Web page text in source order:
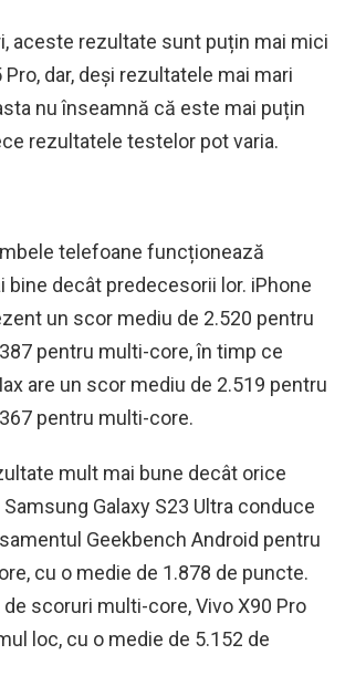
aceste rezultate sunt puțin mai mici
dar, deși rezultatele mai mari
nu înseamnă că este mai puțin
rezultatele testelor pot varia.
telefoane funcționează
bine decât predecesorii lor. iPhone
un scor mediu de 2.520 pentru
pentru multi-core, în timp ce
are un scor mediu de 2.519 pentru
pentru multi-core.
mult mai bune decât orice
Galaxy S23 Ultra conduce
Geekbench Android pentru
cu o medie de 1.878 de puncte.
de scoruri multi-core, Vivo X90 Pro
loc, cu o medie de 5.152 de